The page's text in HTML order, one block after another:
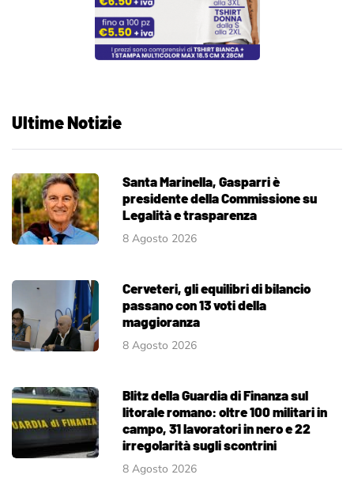
Ultime Notizie
Santa Marinella, Gasparri è
presidente della Commissione su
Legalità e trasparenza
8 Agosto 2026
Cerveteri, gli equilibri di bilancio
passano con 13 voti della
maggioranza
8 Agosto 2026
Blitz della Guardia di Finanza sul
litorale romano: oltre 100 militari in
campo, 31 lavoratori in nero e 22
irregolarità sugli scontrini
8 Agosto 2026